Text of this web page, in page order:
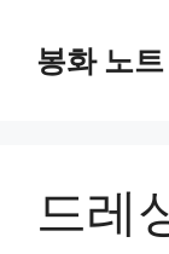
봉화 노트
드레